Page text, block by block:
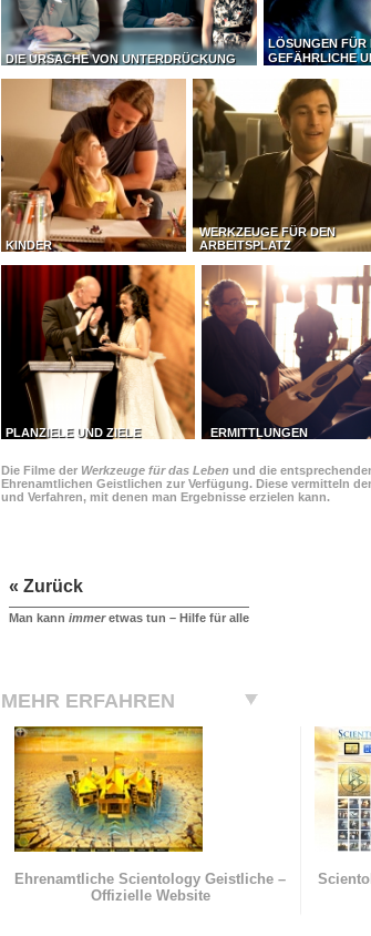
DIE URSACHE VON UNTERDRÜCKUNG
LÖSUNGEN FÜR
GEFÄHRLICHE
KINDER
WERKZEUGE FÜR DEN
ARBEITSPLATZ
PLANZIELE UND ZIELE ERMITTLUNGEN
Die Filme der Werkzeuge für das Leben und die
Ehrenamtlichen Geistlichen zur Verfügung. Diese vermitteln
und Verfahren, mit denen man Ergebnisse erzielen kann.
« Zurück
Man kann immeretwas tun – Hilfe für alle
MEHR ERFAHREN
Ehrenamtliche Scientology Geistliche –
Offizielle Website